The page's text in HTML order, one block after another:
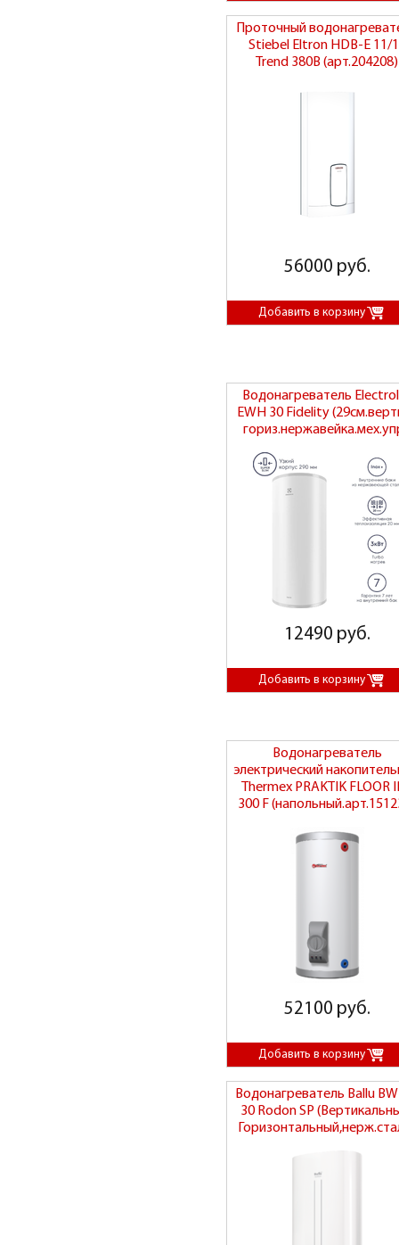
Проточный
Stiebel Eltron HDB-E 11/
Trend 380В (арт.204208)
56000 руб.
Водонагреватель
EWH 30 Fidelity
12490 руб.
Водонагреватель
электрический
Thermex PRAKTIK FLOOR
300 F
52100 руб.
Водонагреватель Ballu
30 Rodon SP